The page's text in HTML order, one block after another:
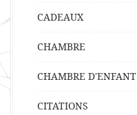
CADEAUX
CHAMBRE
CHAMBRE D'ENFANT
CITATIONS